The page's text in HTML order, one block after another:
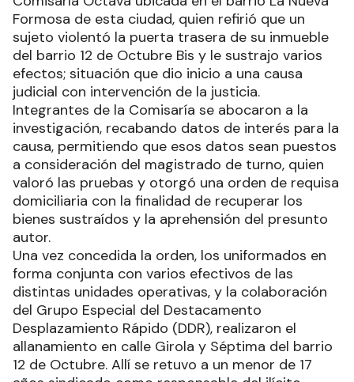
Formosa de esta ciudad, quien refirió que un
sujeto violentó la puerta trasera de su inmueble
del barrio 12 de Octubre Bis y le sustrajo varios
efectos; situación que dio inicio a una causa
judicial con intervención de la justicia.
Integrantes de la Comisaría se abocaron a la
investigación, recabando datos de interés para la
causa, permitiendo que esos datos sean puestos
a consideración del magistrado de turno, quien
valoró las pruebas y otorgó una orden de requisa
domiciliaria con la finalidad de recuperar los
bienes sustraídos y la aprehensión del presunto
autor.
Una vez concedida la orden, los uniformados en
forma conjunta con varios efectivos de las
distintas unidades operativas, y la colaboración
del Grupo Especial del Destacamento
Desplazamiento Rápido (DDR), realizaron el
allanamiento en calle Girola y Séptima del barrio
12 de Octubre. Allí se retuvo a un menor de 17